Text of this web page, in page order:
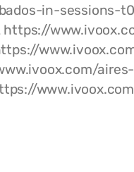
in-sessions-
https://